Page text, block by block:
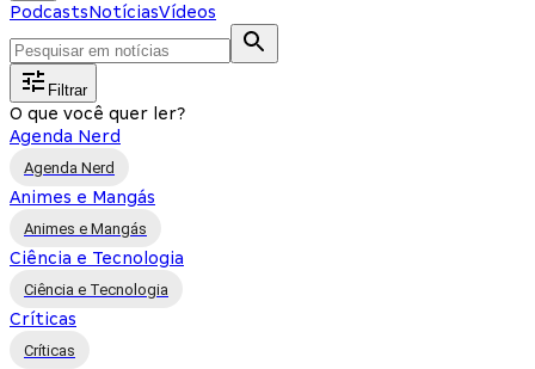
PodcastsNotíciasVídeos
Filtrar
O que você quer ler?
Agenda Nerd
Agenda Nerd
Animes e Mangás
Animes e Mangás
Ciência e Tecnologia
Ciência e Tecnologia
Críticas
Críticas